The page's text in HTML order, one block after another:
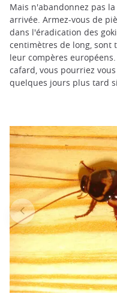
Mais n'abandonnez pas
arrivée. Armez-vous de
dans l'éradication des
centimètres de long, sont
leur compères
cafard, vous pourriez
quelques jours plus tard